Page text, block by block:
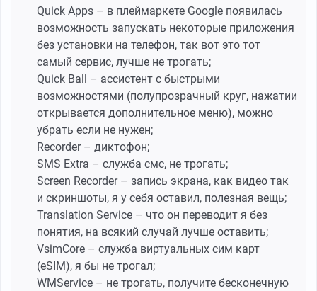
Quick Apps – в плеймаркете Google появилась
возможность запускать некоторые приложения
без установки на телефон, так вот это тот
самый сервис, лучше не трогать;
Quick Ball – ассистент с быстрыми
возможностями (полупрозрачный круг, нажатии
открывается дополнительное меню), можно
убрать если не нужен;
Recorder – диктофон;
SMS Extra – служба смс, не трогать;
Screen Recorder – запись экрана, как видео так
и скриншоты, я у себя оставил, полезная вещь;
Translation Service – что он переводит я без
понятия, на всякий случай лучше оставить;
VsimCore – служба виртуальных сим карт
(eSIM), я бы не трогал;
WMService – не трогать, получите бесконечную